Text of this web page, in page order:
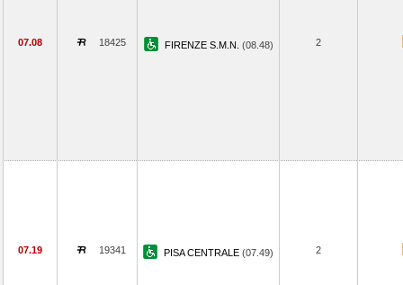
07.08 18425 FIRENZE S.M.N. (08.48) 2
07.19 19341 PISA CENTRALE (07.49) 2